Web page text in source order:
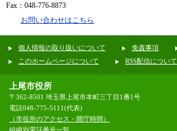
Fax：048-776-8873
お問い合わせはこちら
個人情報の取り扱いについて 免責事項
このホームページについて
RSS配信について
上尾市役所
〒362-8501 埼玉県上尾市本町三丁目1番1号
電話048-775-5111(代表)
（市役所のアクセス・開庁時間）